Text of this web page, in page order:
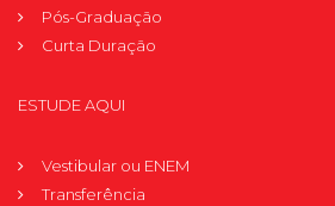
Pós-Graduação
Curta Duração
ESTUDE AQUI
Vestibular ou ENEM
Transferência